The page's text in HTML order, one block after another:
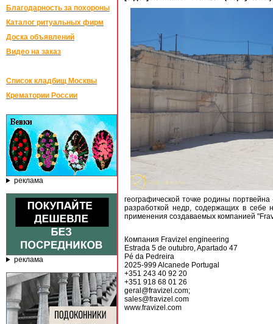
Благодарность за похороны
Каталог ритуальных фирм
Доска объявлений
Видео на заказ
Список кладбищ Москвы
Крематории России
реклама
реклама
географической точке родины
разработкой недр, содержащих в
применения создаваемых компанией
Компания Fravizel engineering
Estrada 5 de outubro, Apartado 47
Pé da Pedreira
2025-999 Alcanede Portugal
+351 243 40 92 20
+351 918 68 01 26
geral@fravizel.com;
sales@fravizel.com
www.fravizel.com